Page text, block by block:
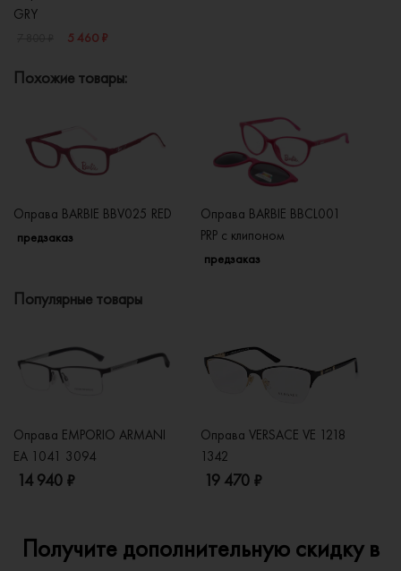
GRY
5 460 ₽
Похожие товары:
Оправа BARBIE BBV025 RED
предзаказ
Оправа BARBIE BBCL001
PRP с клипоном
предзаказ
Популярные товары
Оправа EMPORIO ARMANI
EA 1041 3094
14 940 ₽
Оправа VERSACE VE 1218
1342
19 470 ₽
Получите дополнительную скидку в